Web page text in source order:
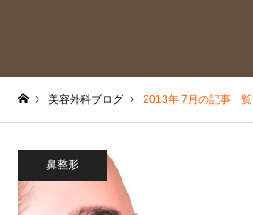
美容外科ブログ 2013年 7月の記事一覧
鼻整形